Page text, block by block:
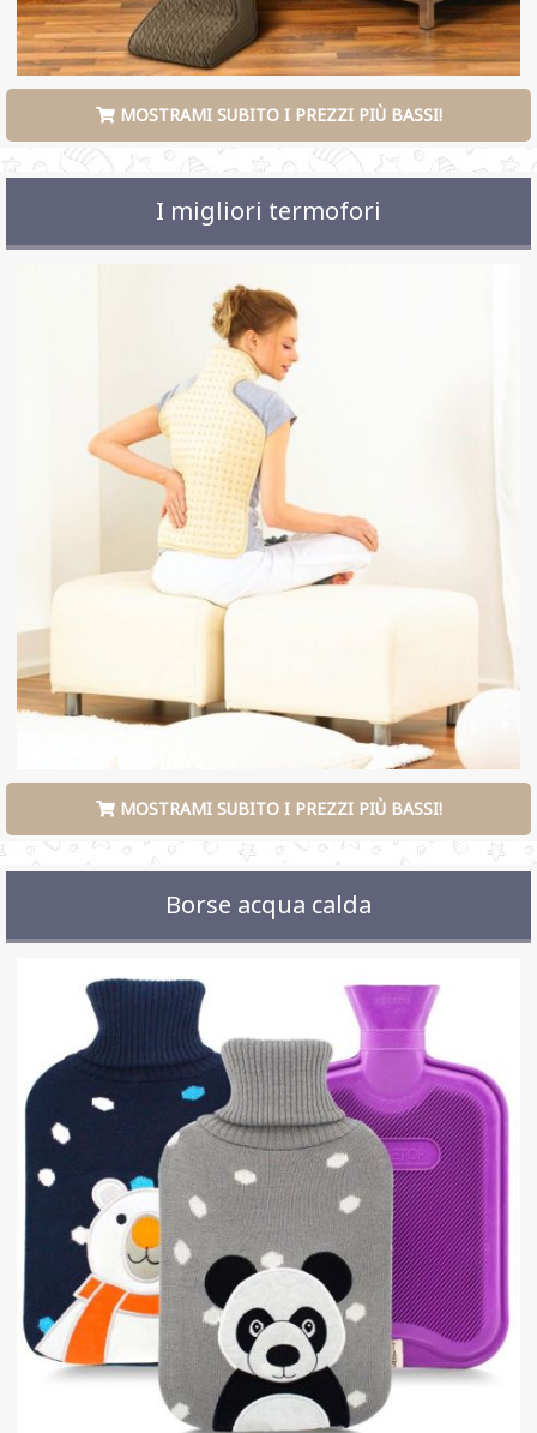
MOSTRAMI SUBITO I PREZZI PIÙ BASSI!
I migliori termofori
MOSTRAMI SUBITO I PREZZI PIÙ BASSI!
Borse acqua calda